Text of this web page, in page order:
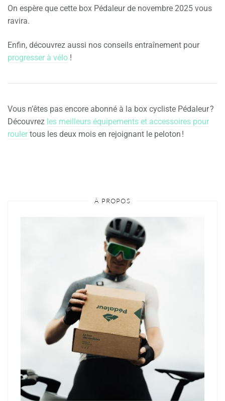
On espère que cette box Pédaleur de novembre 2025 vous
ravira.
Enfin, découvrez aussi nos conseils entraînement pour
progresser à vélo !
Vous n’êtes pas encore abonné à la box cycliste Pédaleur ?
Découvrez les meilleurs équipements et accessoires pour
rouler tous les deux mois en rejoignant le peloton !
À PROPOS